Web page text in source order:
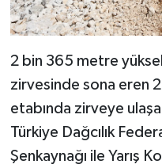
2 bin 365 metre
zirvesinde sona eren
etabında zirveye
Türkiye Dağcılık
Şenkaynağı ile Yarış